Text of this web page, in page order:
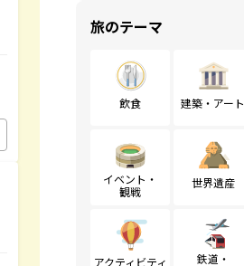
旅のテーマ
飲食 建築・アート
イベント・
観戦
世界遺産
アクティビティ
鉄道・